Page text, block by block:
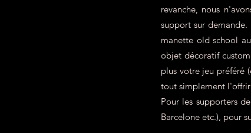
revanche, nous
support sur
manette old school
objet décoratif
plus votre jeu préféré
tout simplement
Pour les supporters
Barcelone etc.), pour